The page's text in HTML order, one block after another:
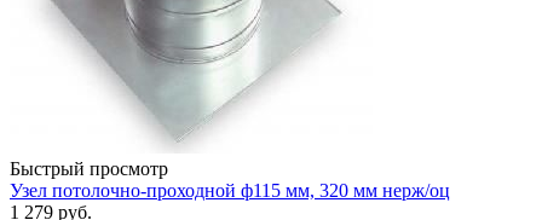
Быстрый просмотр
Узел потолочно-проходной ф115 мм, 320 мм нерж/оц
1 279 руб.